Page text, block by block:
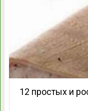
12 простых и